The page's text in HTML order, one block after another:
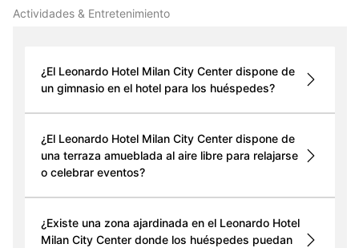
Actividades & Entretenimiento
¿El Leonardo Hotel Milan City Center dispone de
un gimnasio en el hotel para los huéspedes?
¿El Leonardo Hotel Milan City Center dispone de
una terraza amueblada al aire libre para relajarse
o celebrar eventos?
¿Existe una zona ajardinada en el Leonardo Hotel
Milan City Center donde los huéspedes puedan